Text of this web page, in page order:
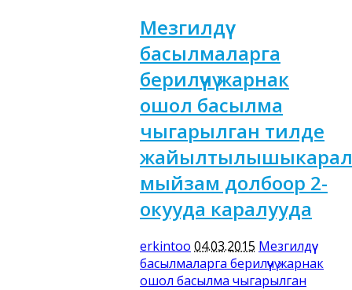
Мезгилдүү
басылмаларга
берилүүчү жарнак
ошол басылма
чыгарылган тилде
мыйзам долбоор 2-
окууда каралууда
erkintoo 04.03.2015 Мезгилдүү
басылмаларга берилүүчү жарнак
ошол басылма чыгарылган